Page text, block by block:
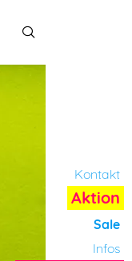
Kontakt
Aktion
Sale
Infos